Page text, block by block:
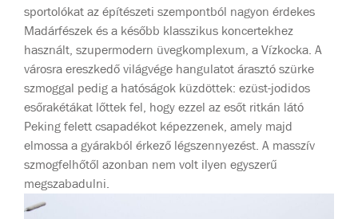
sportolókat az építészeti szempontból nagyon érdekes
Madárfészek és a később klasszikus koncertekhez
használt, szupermodern üvegkomplexum, a Vízkocka. A
városra ereszkedő világvége hangulatot árasztó szürke
szmoggal pedig a hatóságok küzdöttek: ezüst-jodidos
esőrakétákat lőttek fel, hogy ezzel az esőt ritkán látó
Peking felett csapadékot képezzenek, amely majd
elmossa a gyárakból érkező légszennyezést. A masszív
szmogfelhőtől azonban nem volt ilyen egyszerű
megszabadulni.